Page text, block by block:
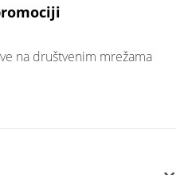
na društvenim mrežama